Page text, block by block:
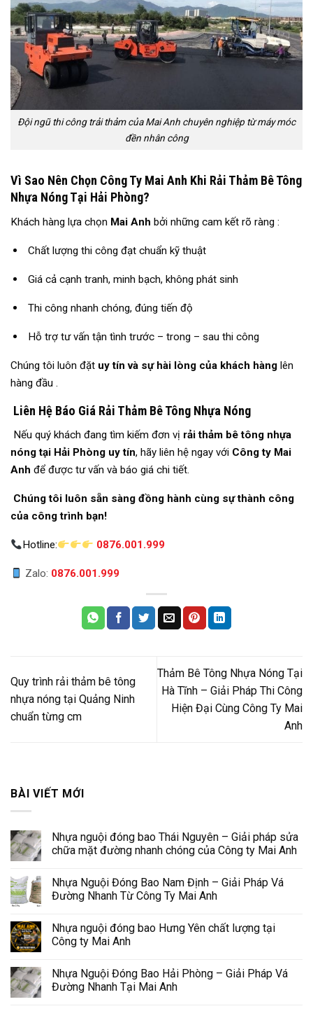
Đội ngũ thi công trải thảm của Mai Anh chuyên nghiệp từ máy móc
đền nhân công
Vì Sao Nên Chọn Công Ty Mai Anh Khi Rải Thảm Bê Tông
Nhựa Nóng Tại Hải Phòng?
Khách hàng lựa chọn Mai Anh bởi những cam kết rõ ràng :
Chất lượng thi công đạt chuẩn kỹ thuật
Giá cả cạnh tranh, minh bạch, không phát sinh
Thi công nhanh chóng, đúng tiến độ
Hỗ trợ tư vấn tận tình trước – trong – sau thi công
Chúng tôi luôn đặt uy tín và sự hài lòng của khách hàng lên
hàng đầu .
Liên Hệ Báo Giá Rải Thảm Bê Tông Nhựa Nóng
Nếu quý khách đang tìm kiếm đơn vị rải thảm bê tông nhựa
nóng tại Hải Phòng uy tín, hãy liên hệ ngay với Công ty Mai
Anh để được tư vấn và báo giá chi tiết.
Chúng tôi luôn sẵn sàng đồng hành cùng sự thành công
của công trình bạn!
Hotline: 0876.001.999
Zalo: 0876.001.999
Quy trình rải thảm bê tông
nhựa nóng tại Quảng Ninh
chuẩn từng cm
Thảm Bê Tông Nhựa Nóng Tại
Hà Tĩnh – Giải Pháp Thi Công
Hiện Đại Cùng Công Ty Mai
Anh
BÀI VIẾT MỚI
Nhựa nguội đóng bao Thái Nguyên – Giải pháp sửa
chữa mặt đường nhanh chóng của Công ty Mai Anh
Nhựa Nguội Đóng Bao Nam Định – Giải Pháp Vá
Đường Nhanh Từ Công Ty Mai Anh
Nhựa nguội đóng bao Hưng Yên chất lượng tại
Công ty Mai Anh
Nhựa Nguội Đóng Bao Hải Phòng – Giải Pháp Vá
Đường Nhanh Tại Mai Anh